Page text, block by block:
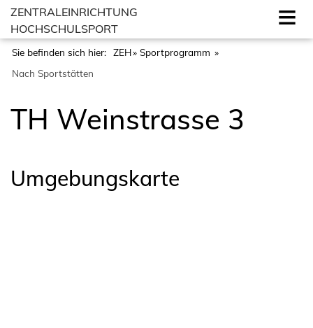
ZENTRALEINRICHTUNG
HOCHSCHULSPORT
Sie befinden sich hier: ZEH
Sportprogramm
Nach Sportstätten
TH Weinstrasse 3
Umgebungskarte